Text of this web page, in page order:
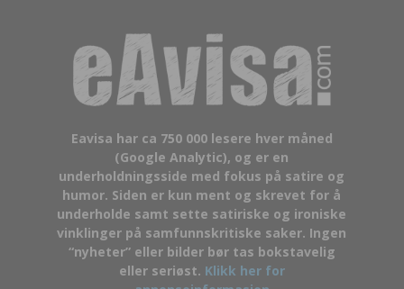
Eavisa har ca 750 000 lesere hver måned
(Google Analytic), og er en
underholdningsside med fokus på satire og
humor. Siden er kun ment og skrevet for å
underholde samt sette satiriske og ironiske
vinklinger på samfunnskritiske saker. Ingen
“nyheter” eller bilder bør tas bokstavelig
eller seriøst. Klikk her for